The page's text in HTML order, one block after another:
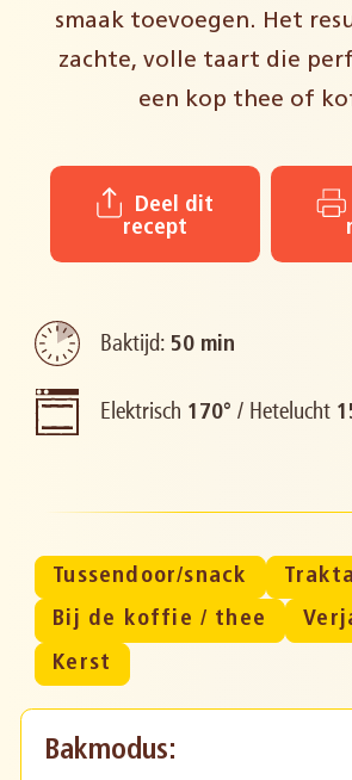
smaak toevoegen. Het
zachte, volle taart die
een kop thee of
recept
Baktijd: 50 min
Elektrisch 170° / Hetelucht
Tussendoor/snack
Bij de koffie / thee
Kerst
Bakmodus: